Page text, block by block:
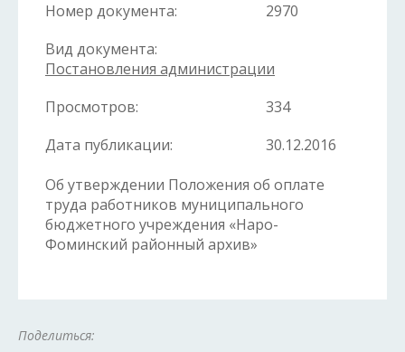
Номер документа:
2970
Вид документа:
Постановления администрации
Просмотров:
334
Дата публикации:
30.12.2016
Об утверждении Положения об оплате
труда работников муниципального
бюджетного учреждения «Наро-
Фоминский районный архив»
Поделиться: